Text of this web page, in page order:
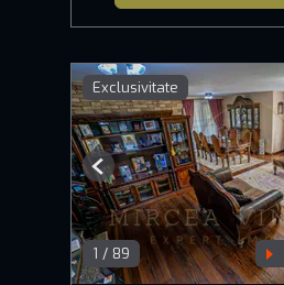
Exclusivitate
1 / 89
Previous